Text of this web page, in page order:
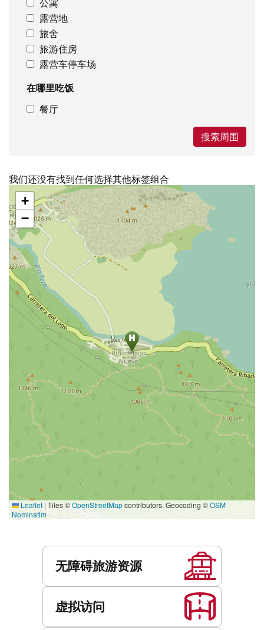
公寓
露营地
旅舍
旅游住房
露营车停车场
在哪里吃饭
餐厅
搜索周围
我们还没有找到任何选择其他标签组合
跳
过
地
图
+
−
Leaflet | Tiles ©OpenStreetMapcontributors. Geocoding ©OSM
Nominatim
无障碍旅游资源
虚拟访问